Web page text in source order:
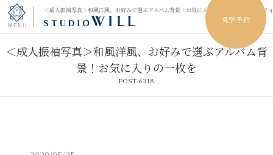
＜成人振袖写真＞和風洋風、お好みで選ぶアルバム背景！お気に入りの一枚を｜小山市のフ
見学予約
トップページ
ウェディングフォト
＜成人振袖写真＞和風洋風、お好みで選ぶアルバム背
景！お気に入りの一枚を
POST-6318